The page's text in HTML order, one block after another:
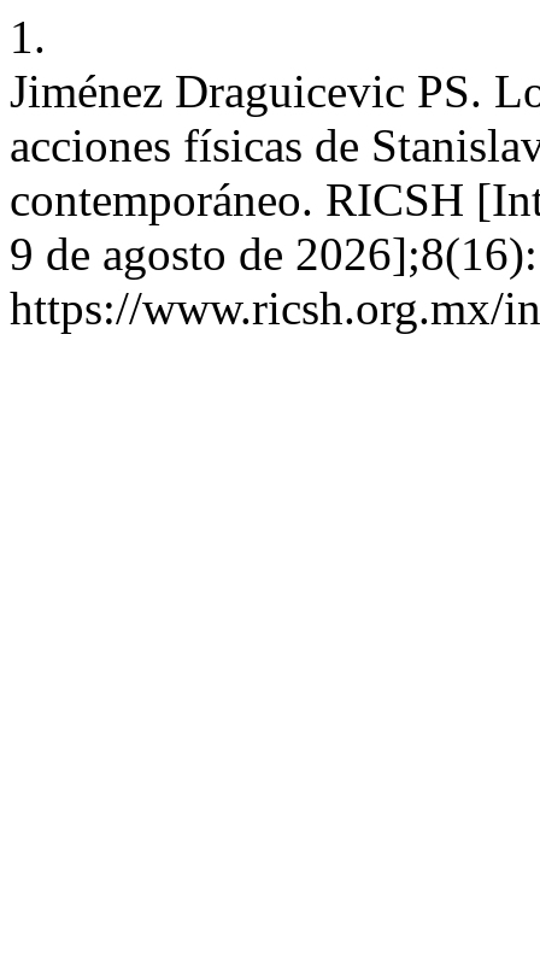
1.
Jiménez Draguicevic PS.
acciones físicas de
contemporáneo. RICSH
9 de agosto de
https://www.ricsh.org.mx/